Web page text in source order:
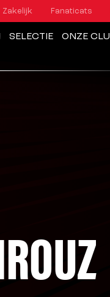
Zakelijk Fanaticats
SELECTIE
ONZE